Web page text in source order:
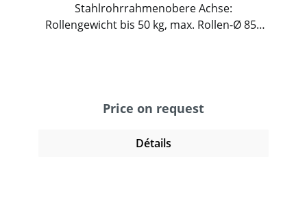
Stahlrohrrahmenobere Achse:
Rollengewicht bis 50 kg, max. Rollen-Ø 850
Price on request
Détails